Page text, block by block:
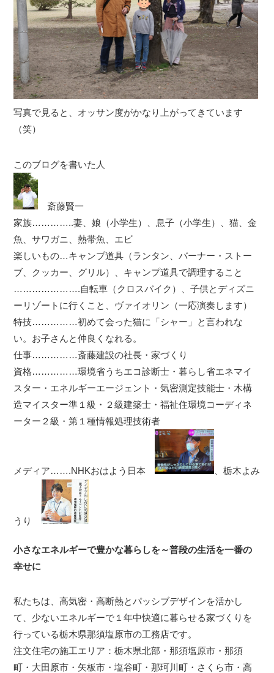
写真で見ると、オッサン度がかなり上がってきています
（笑）
このブログを書いた人
斎藤賢一
家族…………..妻、娘（小学生）、息子（小学生）、猫、金
魚、サワガニ、熱帯魚、エビ
楽しいもの…キャンプ道具（ランタン、バーナー・ストー
ブ、クッカー、グリル）、キャンプ道具で調理すること
………………….自転車（クロスバイク）、子供とディズニ
ーリゾートに行くこと、ヴァイオリン（一応演奏します）
特技……………初めて会った猫に「シャー」と言われな
い。お子さんと仲良くなれる。
仕事……………斎藤建設の社長・家づくり
資格……………環境省うちエコ診断士・暮らし省エネマイ
スター・エネルギーエージェント・気密測定技能士・木構
造マイスター準１級・２級建築士・福祉住環境コーディネ
ーター２級・第１種情報処理技術者
メディア…….NHKおはよう日本 、栃木よみ
うり
小さなエネルギーで豊かな暮らしを～普段の生活を一番の
幸せに
私たちは、高気密・高断熱とパッシブデザインを活かし
て、少ないエネルギーで１年中快適に暮らせる家づくりを
行っている栃木県那須塩原市の工務店です。
注文住宅の施工エリア：栃木県北部・那須塩原市・那須
町・大田原市・矢板市・塩谷町・那珂川町・さくら市・高